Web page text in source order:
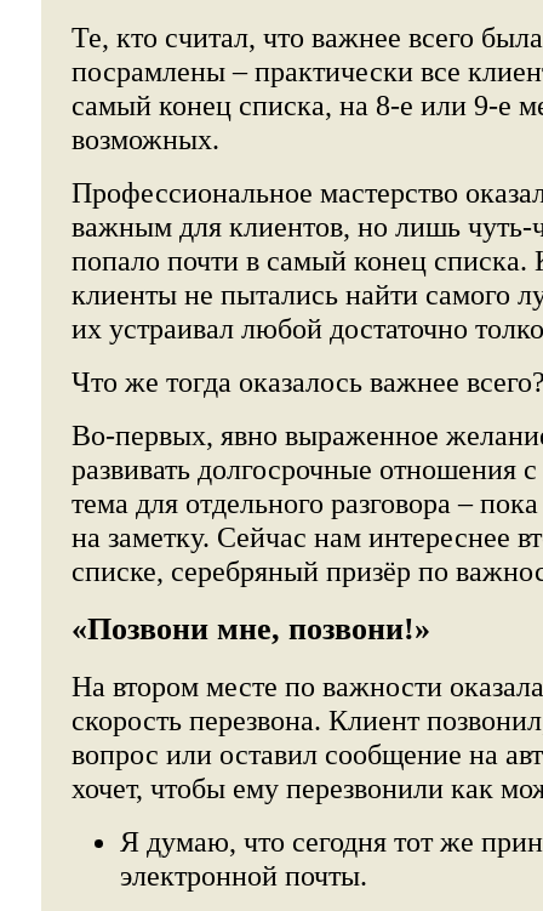
Те, кто считал, что важнее всего
посрамлены – практически все
самый конец списка, на 8-е или 9-е
возможных.
Профессиональное мастерство
важным для клиентов, но лишь чуть-
попало почти в самый конец списка.
клиенты не пытались найти самого
их устраивал любой достаточно
Что же тогда оказалось важнее
Во-первых, явно выраженное
развивать долгосрочные отношения с
тема для отдельного разговора –
на заметку. Сейчас нам интереснее
списке, серебряный призёр по
«Позвони мне, позвони!»
На втором месте по важности
скорость перезвона. Клиент
вопрос или оставил сообщение на
хочет, чтобы ему перезвонили как
Я думаю, что сегодня тот же
электронной почты.